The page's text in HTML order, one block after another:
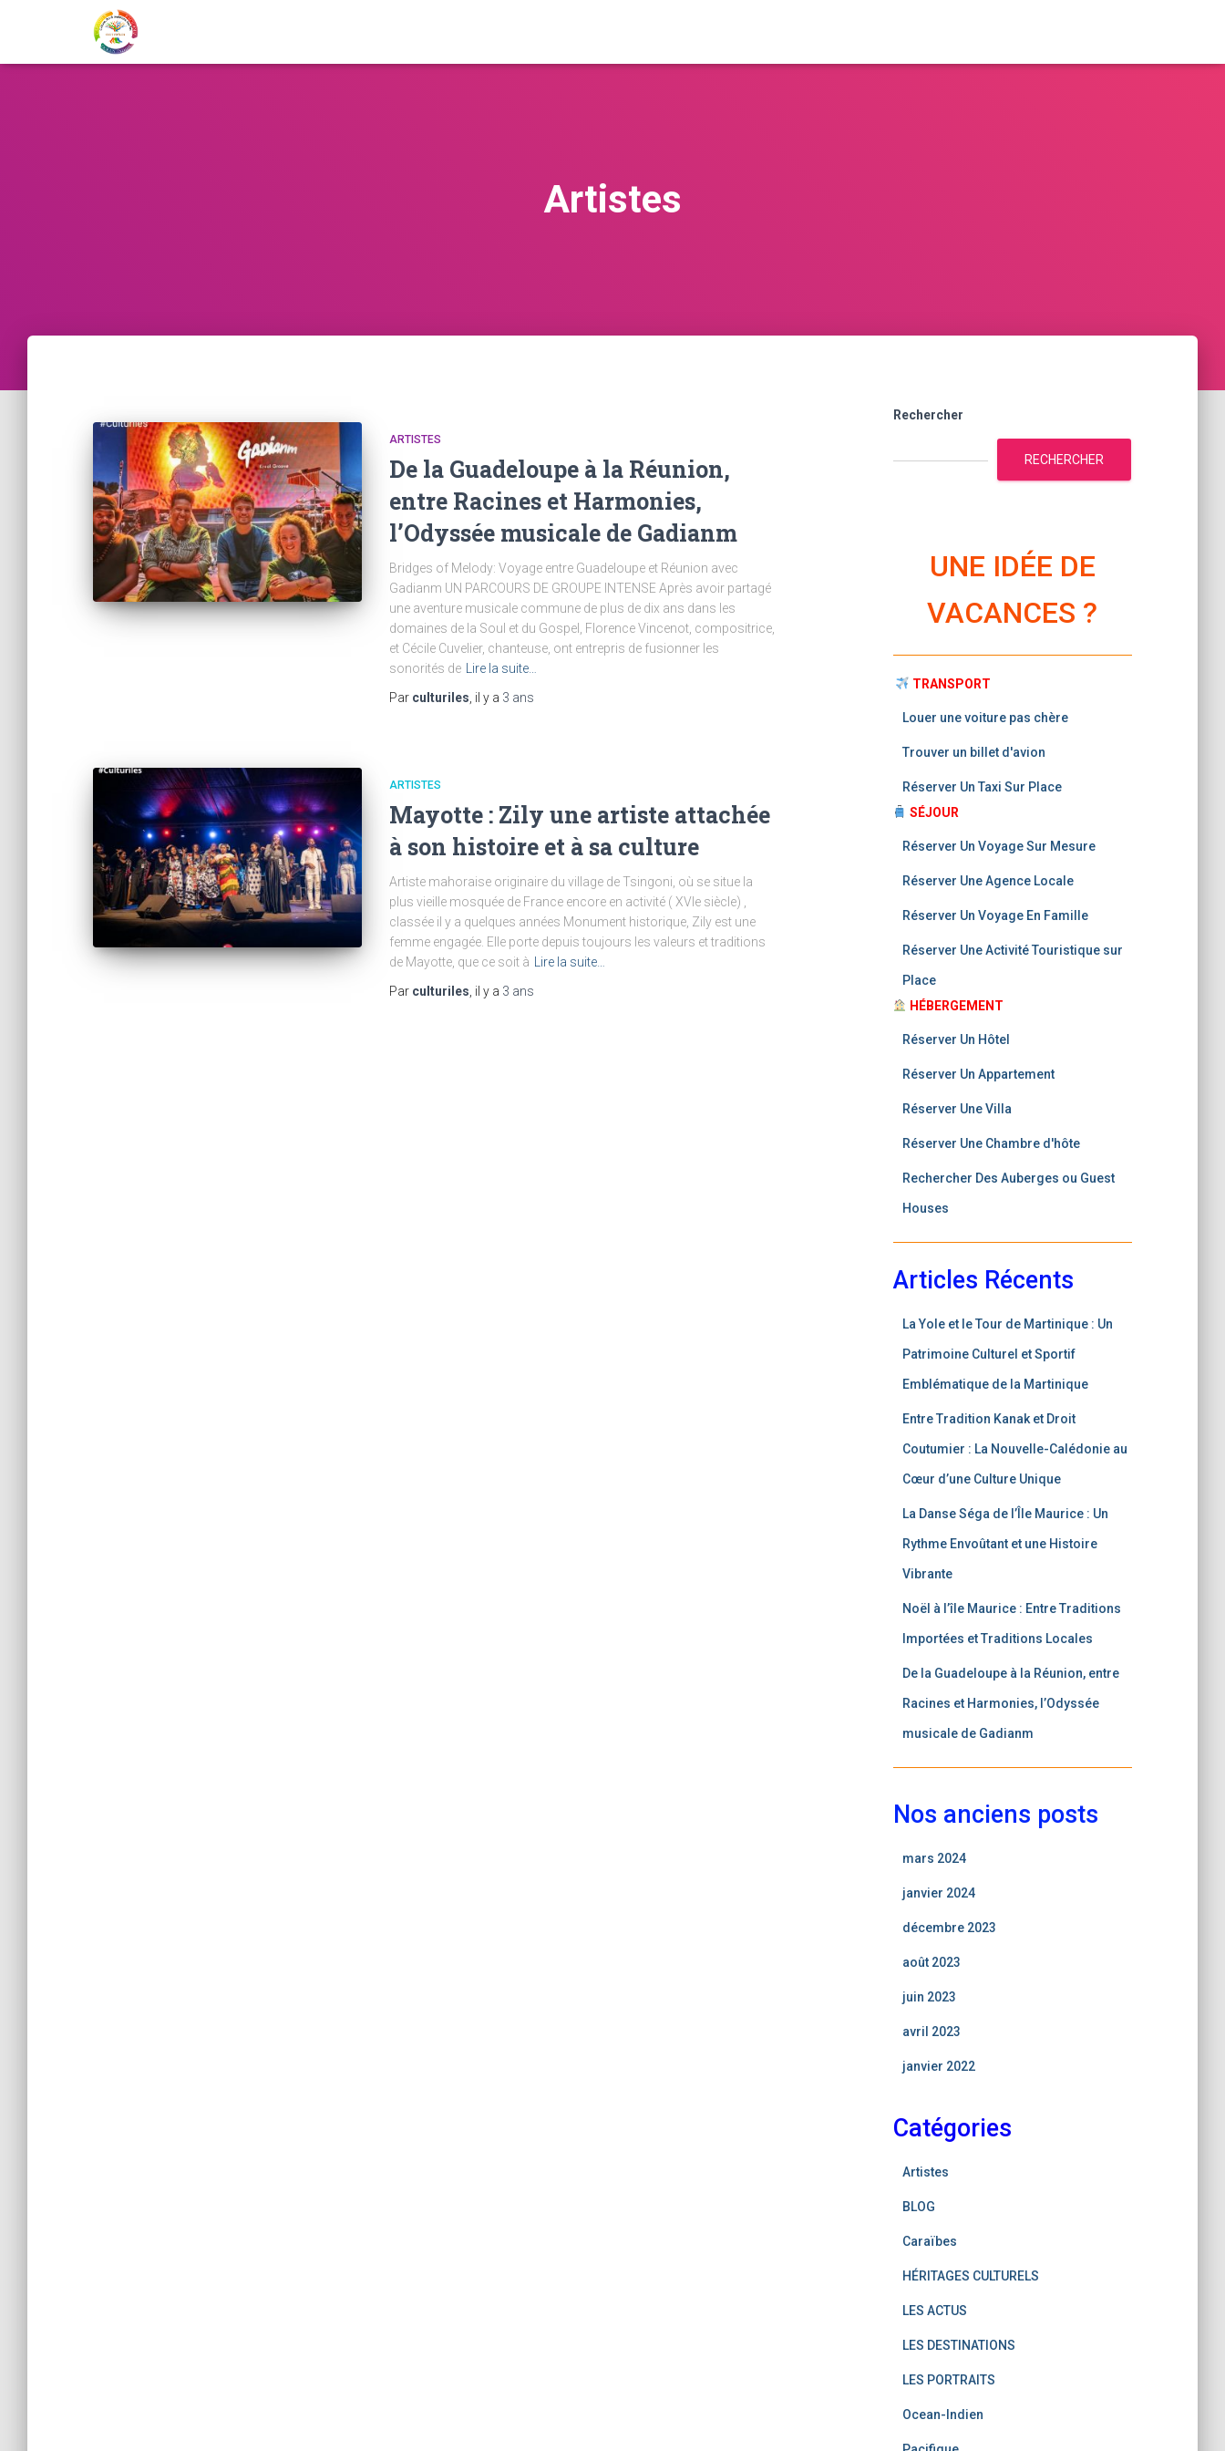
Artistes
ARTISTES
De la Guadeloupe à la Réunion,
entre Racines et Harmonies,
l’Odyssée musicale de Gadianm
Bridges of Melody: Voyage entre Guadeloupe et Réunion avec
Gadianm UN PARCOURS DE GROUPE INTENSE Après avoir partagé
une aventure musicale commune de plus de dix ans dans les
domaines de la Soul et du Gospel, Florence Vincenot, compositrice,
et Cécile Cuvelier, chanteuse, ont entrepris de fusionner les
sonorités de
Lire la suite…
Par culturiles , il y a 3 ans
ARTISTES
Mayotte : Zily une artiste attachée
à son histoire et à sa culture
Artiste mahoraise originaire du village de Tsingoni, où se situe la
plus vieille mosquée de France encore en activité ( XVIe siècle) ,
classée il y a quelques années Monument historique, Zily est une
femme engagée. Elle porte depuis toujours les valeurs et traditions
de Mayotte, que ce soit à
Lire la suite…
Par culturiles , il y a 3 ans
Rechercher
RECHERCHER
UNE IDÉE DE
VACANCES ?
TRANSPORT
Louer une voiture pas chère
Trouver un billet d'avion
Réserver Un Taxi Sur Place
SÉJOUR
Réserver Un Voyage Sur Mesure
Réserver Une Agence Locale
Réserver Un Voyage En Famille
Réserver Une Activité Touristique sur
Place
HÉBERGEMENT
Réserver Un Hôtel
Réserver Un Appartement
Réserver Une Villa
Réserver Une Chambre d'hôte
Rechercher Des Auberges ou Guest
Houses
Articles Récents
La Yole et le Tour de Martinique : Un
Patrimoine Culturel et Sportif
Emblématique de la Martinique
Entre Tradition Kanak et Droit
Coutumier : La Nouvelle-Calédonie au
Cœur d’une Culture Unique
La Danse Séga de l’Île Maurice : Un
Rythme Envoûtant et une Histoire
Vibrante
Noël à l’île Maurice : Entre Traditions
Importées et Traditions Locales
De la Guadeloupe à la Réunion, entre
Racines et Harmonies, l’Odyssée
musicale de Gadianm
Nos anciens posts
mars 2024
janvier 2024
décembre 2023
août 2023
juin 2023
avril 2023
janvier 2022
Catégories
Artistes
BLOG
Caraïbes
HÉRITAGES CULTURELS
LES ACTUS
LES DESTINATIONS
LES PORTRAITS
Ocean-Indien